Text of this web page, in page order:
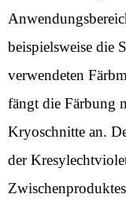
beispielsweise die
verwendeten
fängt die Färbung
Kryoschnitte an.
der